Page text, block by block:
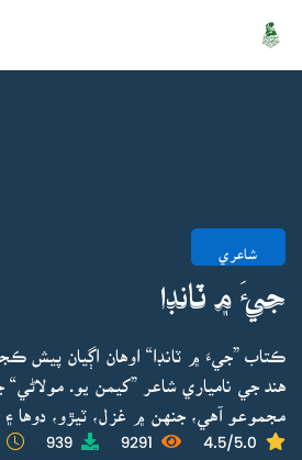
شاعري
جيءَ ۾ ٽانڊا
ڪتاب ”جيءَ ۾ ٽانڊا“ اوهان اڳيان پيش
هند جي نامياري شاعر ”کيمن يو.
مجموعو آهي، جنهن ۾ غزل، ٽيڙو، دوها ۽
4.5/5.0
9291
939